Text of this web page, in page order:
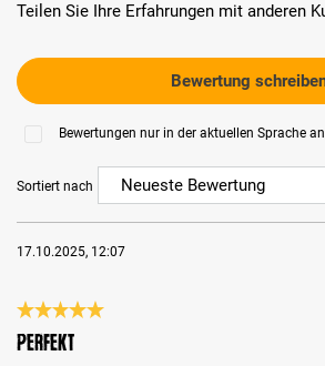
Teilen Sie Ihre Erfahrungen mit anderen
Bewertung
Bewertungen nur in der aktuellen Sprache
Sortiert nach
17.10.2025, 12:07
Bewertung mit 5 von 5 Sternen
Perfekt